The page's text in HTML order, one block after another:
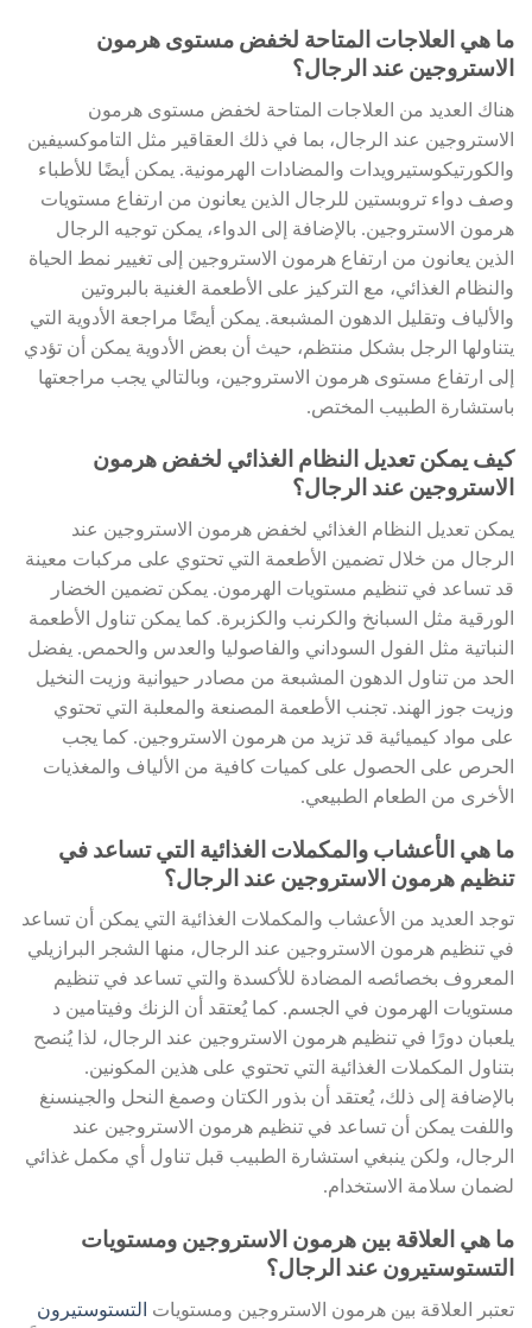
ما هي العلاجات المتاحة لخفض مستوى هرمون
الاستروجين عند الرجال؟
هناك العديد من العلاجات المتاحة لخفض مستوى هرمون
الاستروجين عند الرجال، بما في ذلك العقاقير مثل التاموكسيفين
والكورتيكوستيرويدات والمضادات الهرمونية. يمكن أيضًا للأطباء
وصف دواء تروبستين للرجال الذين يعانون من ارتفاع مستويات
هرمون الاستروجين. بالإضافة إلى الدواء، يمكن توجيه الرجال
الذين يعانون من ارتفاع هرمون الاستروجين إلى تغيير نمط الحياة
والنظام الغذائي، مع التركيز على الأطعمة الغنية بالبروتين
والألياف وتقليل الدهون المشبعة. يمكن أيضًا مراجعة الأدوية التي
يتناولها الرجل بشكل منتظم، حيث أن بعض الأدوية يمكن أن تؤدي
إلى ارتفاع مستوى هرمون الاستروجين، وبالتالي يجب مراجعتها
باستشارة الطبيب المختص.
كيف يمكن تعديل النظام الغذائي لخفض هرمون
الاستروجين عند الرجال؟
يمكن تعديل النظام الغذائي لخفض هرمون الاستروجين عند
الرجال من خلال تضمين الأطعمة التي تحتوي على مركبات معينة
قد تساعد في تنظيم مستويات الهرمون. يمكن تضمين الخضار
الورقية مثل السبانخ والكرنب والكزبرة. كما يمكن تناول الأطعمة
النباتية مثل الفول السوداني والفاصوليا والعدس والحمص. يفضل
الحد من تناول الدهون المشبعة من مصادر حيوانية وزيت النخيل
وزيت جوز الهند. تجنب الأطعمة المصنعة والمعلبة التي تحتوي
على مواد كيميائية قد تزيد من هرمون الاستروجين. كما يجب
الحرص على الحصول على كميات كافية من الألياف والمغذيات
الأخرى من الطعام الطبيعي.
ما هي الأعشاب والمكملات الغذائية التي تساعد في
تنظيم هرمون الاستروجين عند الرجال؟
توجد العديد من الأعشاب والمكملات الغذائية التي يمكن أن تساعد
في تنظيم هرمون الاستروجين عند الرجال، منها الشجر البرازيلي
المعروف بخصائصه المضادة للأكسدة والتي تساعد في تنظيم
مستويات الهرمون في الجسم. كما يُعتقد أن الزنك وفيتامين د
يلعبان دورًا في تنظيم هرمون الاستروجين عند الرجال، لذا يُنصح
بتناول المكملات الغذائية التي تحتوي على هذين المكونين.
بالإضافة إلى ذلك، يُعتقد أن بذور الكتان وصمغ النحل والجينسنغ
واللفت يمكن أن تساعد في تنظيم هرمون الاستروجين عند
الرجال، ولكن ينبغي استشارة الطبيب قبل تناول أي مكمل غذائي
لضمان سلامة الاستخدام.
ما هي العلاقة بين هرمون الاستروجين ومستويات
التستوستيرون عند الرجال؟
تعتبر العلاقة بين هرمون الاستروجين ومستويات التستوستيرون